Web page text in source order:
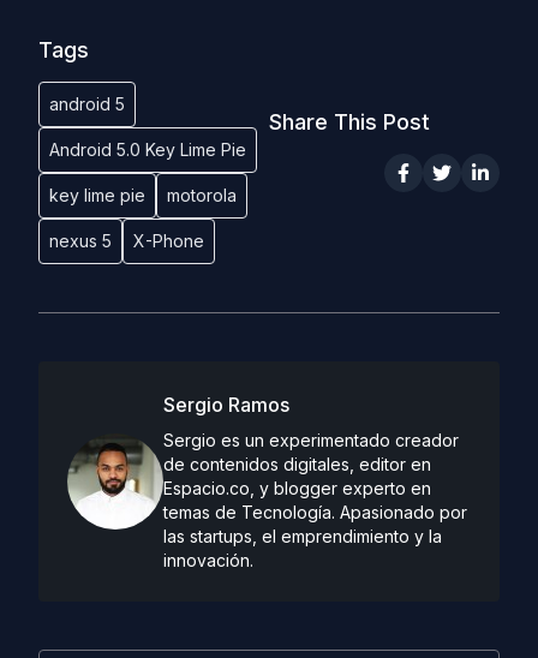
Tags
android 5
Android 5.0 Key Lime Pie
key lime pie motorola
nexus 5 X-Phone
Share This Post
Sergio Ramos
Sergio es un experimentado creador
de contenidos digitales, editor en
Espacio.co, y blogger experto en
temas de Tecnología. Apasionado por
las startups, el emprendimiento y la
innovación.